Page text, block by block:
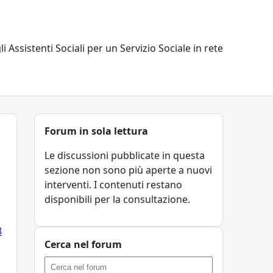
Assistenti Sociali per un Servizio Sociale in rete
Forum in sola lettura
Le discussioni pubblicate in questa
sezione non sono più aperte a nuovi
interventi. I contenuti restano
disponibili per la consultazione.
Cerca nel forum